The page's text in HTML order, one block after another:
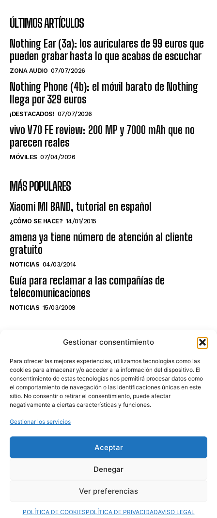
Gestionar consentimiento
Para ofrecer las mejores experiencias, utilizamos tecnologías como las
cookies para almacenar y/o acceder a la información del dispositivo. El
consentimiento de estas tecnologías nos permitirá procesar datos como
el comportamiento de navegación o las identificaciones únicas en este
sitio. No consentir o retirar el consentimiento, puede afectar
negativamente a ciertas características y funciones.
Gestionar los servicios
Aceptar
Denegar
Ver preferencias
POLÍTICA DE COOKIESPOLÍTICA DE PRIVACIDADAVISO LEGAL
ÚLTIMOS ARTÍCULOS
Nothing Ear (3a): los auriculares de 99 euros que
pueden grabar hasta lo que acabas de escuchar
ZONA AUDIO 07/07/2026
Nothing Phone (4b): el móvil barato de Nothing
llega por 329 euros
¡DESTACADOS! 07/07/2026
vivo V70 FE review: 200 MP y 7000 mAh que no
parecen reales
MÓVILES 07/04/2026
MÁS POPULARES
Xiaomi MI BAND, tutorial en español
¿CÓMO SE HACE? 14/01/2015
amena ya tiene número de atención al cliente
gratuito
NOTICIAS 04/03/2014
Guía para reclamar a las compañías de
telecomunicaciones
NOTICIAS 15/03/2009
NO TE PIERDAS LO ÚLTIMO DEL CANAL
Haz clic en «Estoy de acuerdo» para
activar Youtube
POLÍTICA DE COOKIES
© 2025 MovilToday. Todos los derechos reservados.